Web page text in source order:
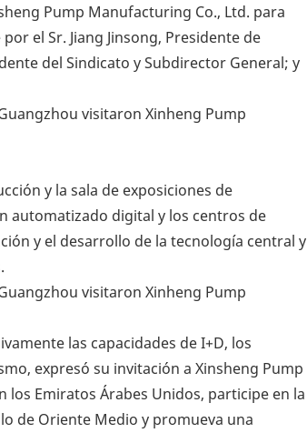
Pump Manufacturing Co., Ltd. para
el Sr. Jiang Jinsong, Presidente de
del Sindicato y Subdirector General; y
y la sala de exposiciones de
automatizado digital y los centros de
y el desarrollo de la tecnología central y
las capacidades de I+D, los
expresó su invitación a Xinsheng Pump
los Emiratos Árabes Unidos, participe en la
de Oriente Medio y promueva una